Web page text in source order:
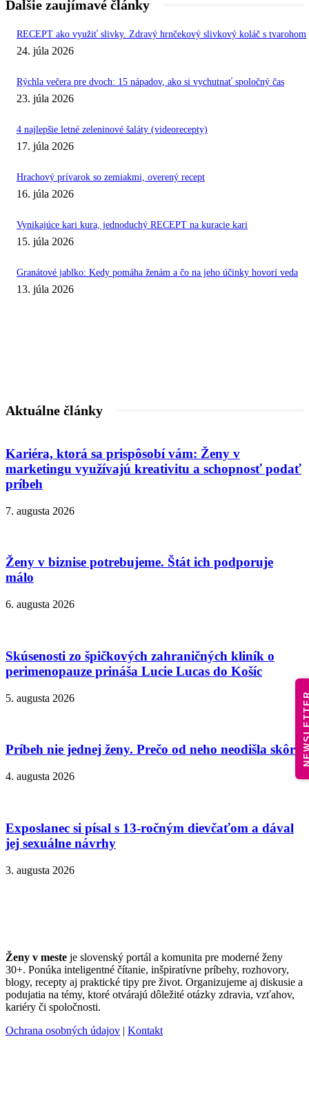
Ďalšie zaujímavé články
RECEPT ako využiť slivky. Zdravý hrnčekový slivkový koláč s tvarohom
24. júla 2026
Rýchla večera pre dvoch: 15 nápadov, ako si vychutnať spoločný čas
23. júla 2026
4 najlepšie letné zeleninové šaláty (videorecepty)
17. júla 2026
Hrachový prívarok so zemiakmi, overený recept
16. júla 2026
Vynikajúce kari kura, jednoduchý RECEPT na kuracie kari
15. júla 2026
Granátové jablko: Kedy pomáha ženám a čo na jeho účinky hovorí veda
13. júla 2026
Aktuálne články
Kariéra, ktorá sa prispôsobí vám: Ženy v
marketingu využívajú kreativitu a schopnosť podať
príbeh
7. augusta 2026
Ženy v biznise potrebujeme. Štát ich podporuje
málo
6. augusta 2026
Skúsenosti zo špičkových zahraničných kliník o
perimenopauze prináša Lucie Lucas do Košíc
5. augusta 2026
Príbeh nie jednej ženy. Prečo od neho neodišla skôr?
4. augusta 2026
Exposlanec si písal s 13-ročným dievčaťom a dával
jej sexuálne návrhy
3. augusta 2026
Ženy v meste je slovenský portál a komunita pre moderné ženy
30+. Ponúka inteligentné čítanie, inšpiratívne príbehy, rozhovory,
blogy, recepty aj praktické tipy pre život. Organizujeme aj diskusie a
podujatia na témy, ktoré otvárajú dôležité otázky zdravia, vzťahov,
kariéry či spoločnosti.
Ochrana osobných údajov | Kontakt